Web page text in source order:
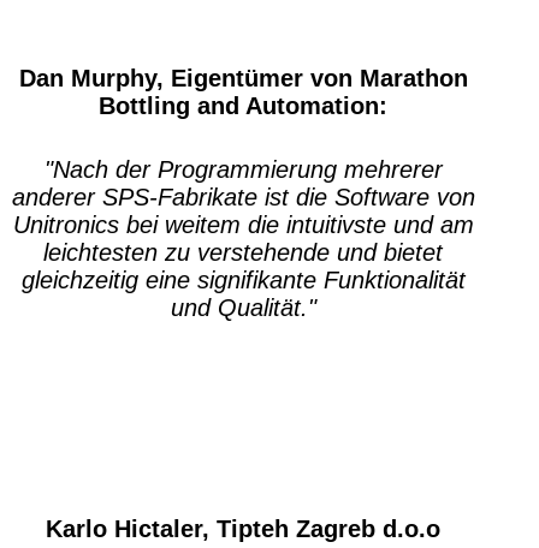
Dan Murphy, Eigentümer von Marathon
Bottling and Automation:
"Nach der Programmierung mehrerer
anderer SPS-Fabrikate ist die Software von
Unitronics bei weitem die intuitivste und am
leichtesten zu verstehende und bietet
gleichzeitig eine signifikante Funktionalität
und Qualität."
Karlo Hictaler, Tipteh Zagreb d.o.o